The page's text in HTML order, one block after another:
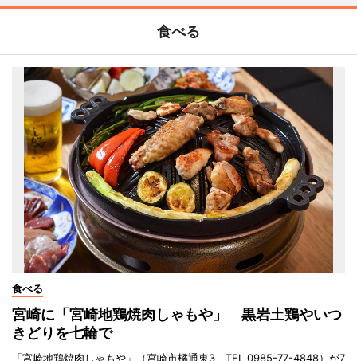
食べる
食べる
宮崎に「宮崎地鶏焼肉しゃもや」 黒岩土鶏やいつ
きどりを七輪で
「宮崎地鶏焼肉しゃもや」（宮崎市橘通東3、TEL 0985-77-4848）が7